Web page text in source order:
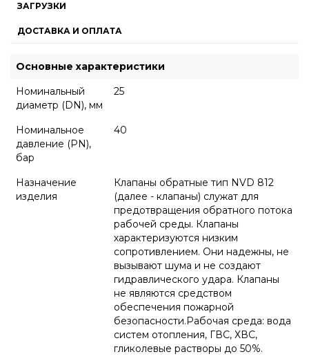
ЗАГРУЗКИ
ДОСТАВКА И ОПЛАТА
Основные характеристики
Номинальный
диаметр (DN), мм
25
Номинальное
давление (PN),
бар
40
Назначение
изделия
Клапаны обратные тип NVD 812
(далее - клапаны) служат для
предотвращения обратного потока
рабочей среды. Клапаны
характеризуются низким
сопротивлением. Они надежны, не
вызывают шума и не создают
гидравлического удара. Клапаны
не являются средством
обеспечения пожарной
безопасности.Рабочая среда: вода
систем отопления, ГВС, ХВС,
гликолевые растворы до 50%.